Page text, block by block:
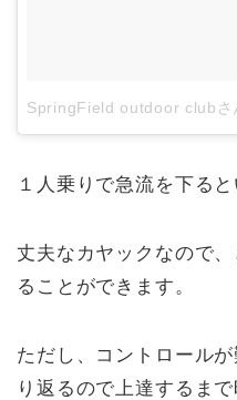
１人乗りで急流を下る
丈夫なカヤックなので
ることができます。
ただし、コントロール
り返るので上達するま